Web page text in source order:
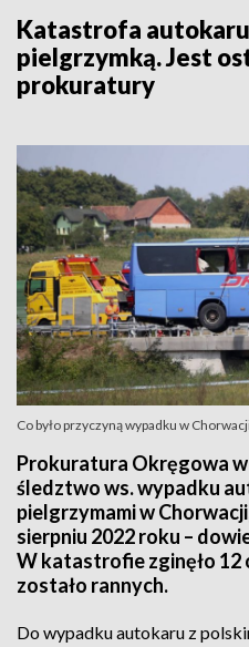
Katastrofa
pielgrzymką. Jest
prokuratury
Co było przyczyną wypadku w
Prokuratura Okręgowa
śledztwo ws. wypadku
pielgrzymami w
sierpniu 2022 roku –
W katastrofie zginęło 12
zostało rannych.
Do wypadku autokaru z